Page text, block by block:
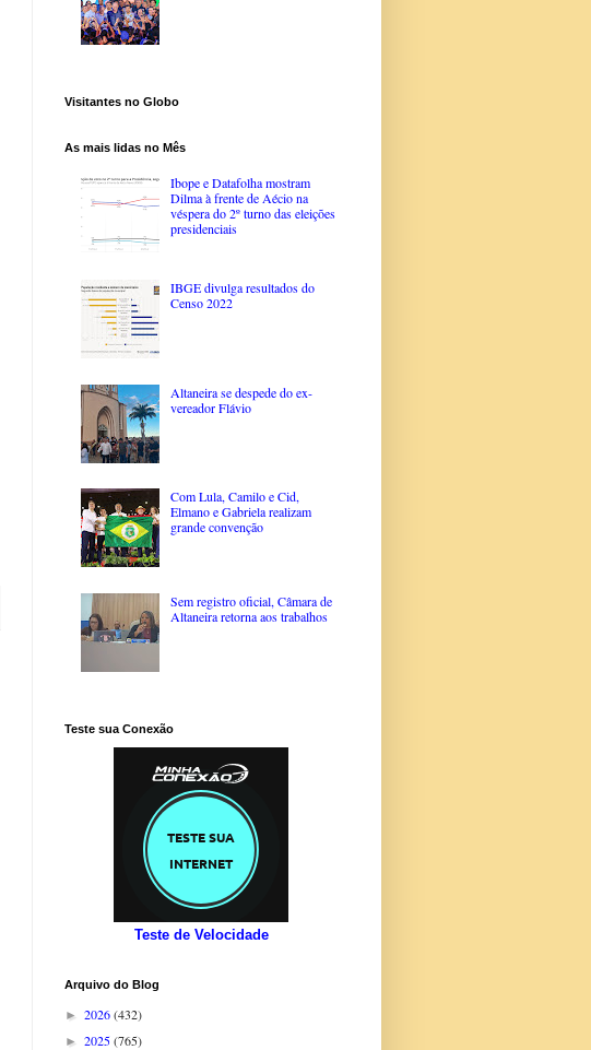
Visitantes no Globo
As mais lidas no Mês
Ibope e Datafolha mostram
Dilma à frente de Aécio na
véspera do 2º turno das eleições
presidenciais
IBGE divulga resultados do
Censo 2022
Altaneira se despede do ex-
vereador Flávio
Com Lula, Camilo e Cid,
Elmano e Gabriela realizam
grande convenção
Sem registro oficial, Câmara de
Altaneira retorna aos trabalhos
Teste sua Conexão
Teste de Velocidade
Arquivo do Blog
► 2026(432)
► 2025(765)